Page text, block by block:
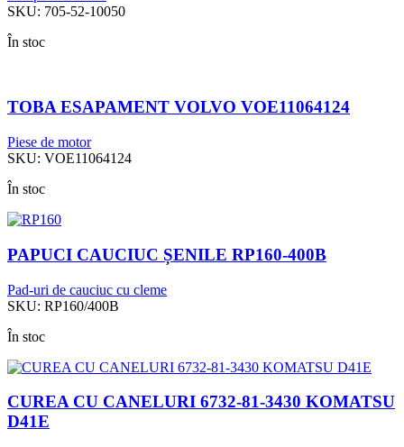
SKU: 705-52-10050
În stoc
TOBA ESAPAMENT VOLVO VOE11064124
Piese de motor
SKU: VOE11064124
În stoc
PAPUCI CAUCIUC ȘENILE RP160-400B
Pad-uri de cauciuc cu cleme
SKU: RP160/400B
În stoc
CUREA CU CANELURI 6732-81-3430 KOMATSU
D41E